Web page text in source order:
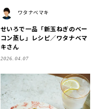
ワタナベマキ
せいろで一品「新玉ねぎのベー
コン蒸し」レシピ／ワタナベマ
キさん
2026.04.07